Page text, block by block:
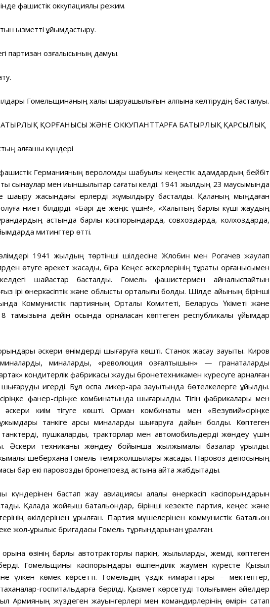
фашистік оккупациялық режим.
қызметті ұйымдастыру.
партизан қозғалысының дамуы.
Гомельщинаның халық шаруашылығын қалпына келтірудің басталуы.
ҚОРҒАНЫСЫ ЖӘНЕ ОККУПАНТТАРҒА БАТЫРЛЫҚ ҚАРСЫЛЫҚ
алғашқы күндері
Германияның вероломдық шабуылы кеңестік адамдардың бейбіт
сынаулар мен қиыншылықтар сағаты келді. 1941 жылдың 23 маусымында
шақыру жасындағы ерлерді жұмылдыру басталды. Қаланың мыңдаған
ниет білдірді. «Бәрі де жеңіс үшін!», «Халықтың барлық күші жаудың
астында барлық кәсіпорындарда, совхоздарда, колхоздарда,
митингтер өтті.
1941 жылдың төртінші шілдесіне Жлобин мен Рогачев жаулап
өтуге әрекет жасады, бірақ Кеңес әскерлерінің тұрақты қорғанысымен
шайқастар басталды. Гомель фашистермен айналыспайтын
ірі өнеркәсіптік және облыстық орталығы болды. Шілде айының бірінші
Коммунистік партияның Орталық Комитеті, Беларусь Үкіметі және
дейін осында орналасқан көптеген республикалық ұйымдар
әскери өнімдерді шығаруға көшті. Станок жасау зауыты. Киров
миналарды, «революция қозғалтқышын» — гранаталарды
кондитерлік фабрикасы жауды бронетехникамен күресуге арналған
игерді. Бұл қоспа ликер-арақ зауытында бөтелкелерге құйылды.
фанер-сіріңке комбинатында шығарылды. Тігін фабрикалары мен
киім тігуге көшті. Орман комбинаты мен «Везувий»сіріңке
танкіге қарсы миналарды шығаруға дайын болды. Көптеген
танктерді, пушкаларды, тракторлар мен автомобильдерді жөндеу үшін
Әскери техниканы жөндеу бойынша жылжымалы базалар құрылды.
шеберхана Гомель теміржолшылары жасады. Паровоз депосының
бар екі паровозды бронепоезд астына қайта жабдықтады.
күндерінен бастап жау авиациясы қалалық өнеркәсіп кәсіпорындарын
Қалада жойғыш батальондар, бірінші кезекте партия, кеңес және
өкілдерінен құрылған. Партия мүшелерінен коммунистік батальон
жол-құрылыс бригадасы Гомель тұрғындарынан құралған.
өзінің барлық автотракторлық паркін, жылқыларды, жемді, көптеген
берді. Гомельщины кәсіпорындары өшпенділік жаумен күресте Қызыл
үлкен көмек көрсетті. Гомельдің үздік ғимараттары – мектептер,
госпитальдарға берілді. Қызмет көрсетуді толығымен әйелдер
Армияның жүздеген жауынгерлері мен командирлерінің өмірін сақтап